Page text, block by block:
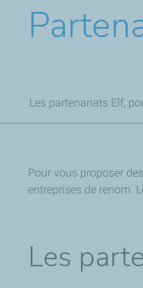
Les partenariats Elf,
Pour vous proposer
entreprises de renom.
Les